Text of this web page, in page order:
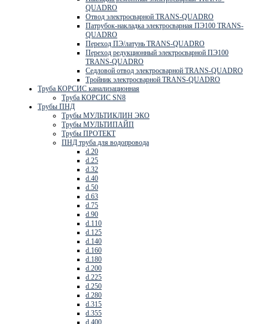
QUADRO
Отвод электросварной TRANS-QUADRO
Патрубок-накладка электросварная ПЭ100 TRANS-
QUADRO
Переход ПЭ/латунь TRANS-QUADRO
Переход редукционный электросварной ПЭ100
TRANS-QUADRO
Седловой отвод электросварной TRANS-QUADRO
Тройник электросварной TRANS-QUADRO
Труба КОРСИС канализационная
Труба КОРСИС SN8
Трубы ПНД
Трубы МУЛЬТИКЛИН ЭКО
Трубы МУЛЬТИПАЙП
Трубы ПРОТЕКТ
ПНД труба для водопровода
d.20
d.25
d.32
d.40
d.50
d.63
d.75
d.90
d.110
d.125
d.140
d.160
d.180
d.200
d.225
d.250
d.280
d.315
d.355
d.400